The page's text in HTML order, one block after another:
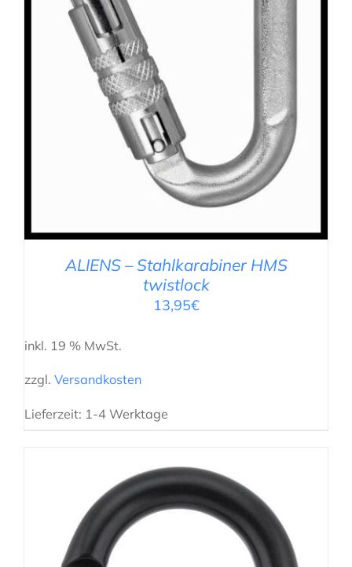
IN DEN WARENKORB DETAILS
ALIENS – Stahlkarabiner HMS
twistlock
13,95€
inkl. 19 % MwSt.
zzgl. Versandkosten
Lieferzeit: 1-4 Werktage